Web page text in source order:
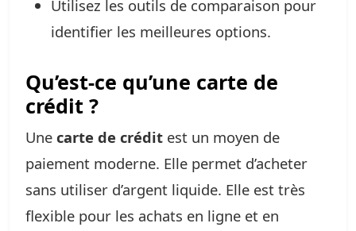
Utilisez les outils de comparaison pour
identifier les meilleures options.
Qu’est-ce qu’une carte de
crédit ?
Une carte de crédit est un moyen de
paiement moderne. Elle permet d’acheter
sans utiliser d’argent liquide. Elle est très
flexible pour les achats en ligne et en